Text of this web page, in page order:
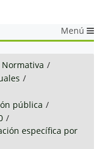
Menú
Normativa /
/
pública /
/
específica por